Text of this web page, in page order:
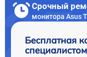
Срочный
монитора Asus
Бесплатная
специалистом